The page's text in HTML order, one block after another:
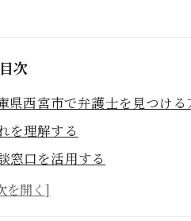
目次
県西宮市で弁護士を見つける
を理解する
窓口を活用する
極め方